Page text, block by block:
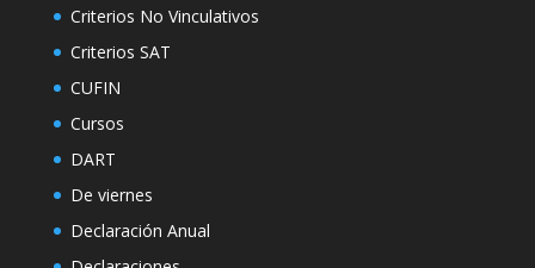
Criterios No Vinculativos
Criterios SAT
CUFIN
Cursos
DART
De viernes
Declaración Anual